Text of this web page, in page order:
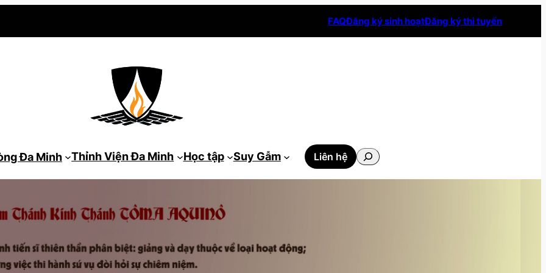
FAQĐăng ký sinh hoạtĐăng ký thi tuyển
Đa Minh Thỉnh Viện Đa Minh Học tập Suy Gẫm Liên hệ
Tìm
kiếm